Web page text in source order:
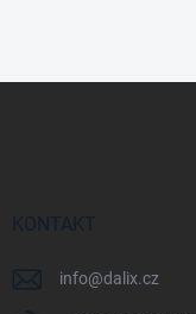
KONTAKT
info@dalix.cz